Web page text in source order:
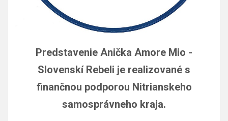
Predstavenie Anička Amore Mio -
Slovenskí Rebeli je realizované s
finančnou podporou Nitrianskeho
samosprávneho kraja.